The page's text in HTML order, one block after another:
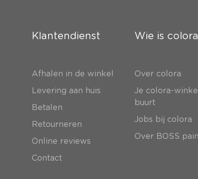
Klantendienst
Afhalen in de winkel
Levering aan huis
Betalen
Retourneren
Online reviews
Contact
Wie is
Over colora
Je colora-
buurt
Jobs bij colora
Over BOSS